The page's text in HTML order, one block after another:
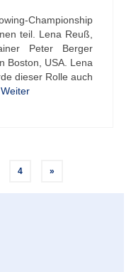
Championship
teil. Lena Reuß,
Peter Berger
Boston, USA. Lena
dieser Rolle auch
Weiter
4 »